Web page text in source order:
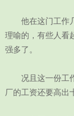
他在这门工作几
理喻的，有些人看
强多了。
况且这一份工作
厂的工资还要高出